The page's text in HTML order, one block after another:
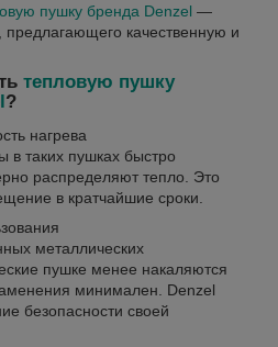
пушку бренда Denzel —
предлагающего качественную и
тепловую пушку
?
нагрева
в таких пушках быстро
распределяют тепло. Это
в кратчайшие сроки.
металлических
пушке менее накаляются
минимален. Denzel
безопасности своей